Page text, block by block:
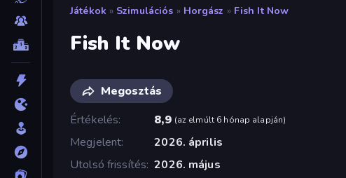
Játékok » Szimulációs » Horgász » Fish It Now
Fish It Now
Megosztás
Értékelés
8,9 (az elmúlt 6 hónap alapján)
Megjelent
2026. április
Utolsó frissítés 2026. május